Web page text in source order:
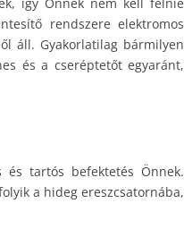
rendszere elektromos
áll. Gyakorlatilag bármilyen
és a cseréptetőt egyaránt,
és tartós befektetés Önnek.
a hideg ereszcsatornába,